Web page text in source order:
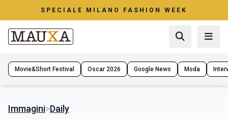
SPECIALE MILANO FASHION WEEK
Movie&Short Festival Oscar 2026 Google News Moda
Immagini>Daily